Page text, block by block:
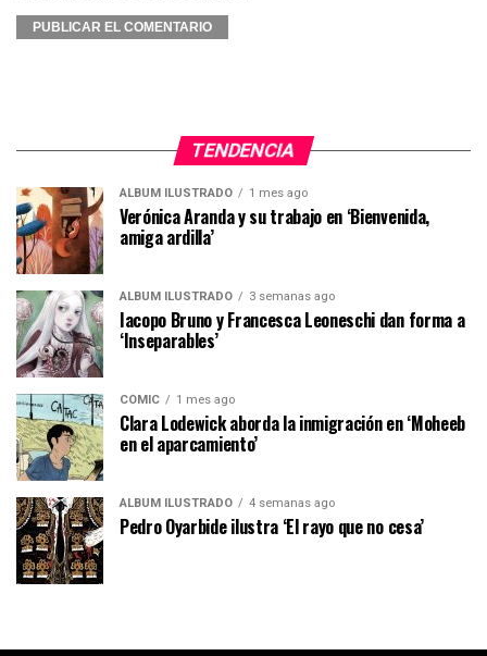
TENDENCIA
ÁLBUM ILUSTRADO 1 mes ago
Verónica Aranda y su trabajo en ‘Bienvenida,
amiga ardilla’
ÁLBUM ILUSTRADO 3 semanas ago
Iacopo Bruno y Francesca Leoneschi dan forma a
‘Inseparables’
CÓMIC 1 mes ago
Clara Lodewick aborda la inmigración en ‘Moheeb
en el aparcamiento’
ÁLBUM ILUSTRADO 4 semanas ago
Pedro Oyarbide ilustra ‘El rayo que no cesa’